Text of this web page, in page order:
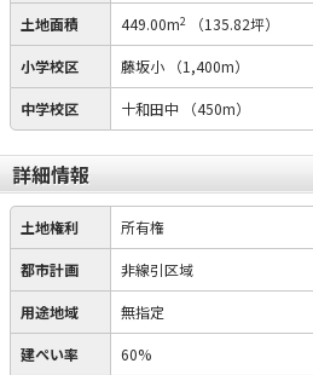
土地面積 449.00m2 （135.82坪）
小学校区 藤坂小 （1,400m）
中学校区 十和田中 （450m）
詳細情報
土地権利 所有権
都市計画 非線引区域
用途地域 無指定
建ぺい率 60%